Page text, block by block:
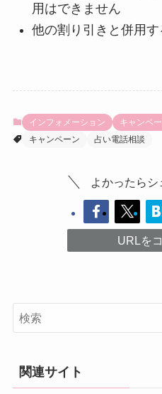
用はできません
他の割り引きと併用す
インフォメーション
キャンペ
キャンペーン
占い電話相談
よかったらシ
URLを
関連サイト